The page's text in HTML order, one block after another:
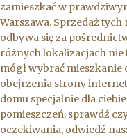
zamieszkać w
Warszawa. Sprzedaż
odbywa się za
różnych lokalizacjach nie
mógł wybrać mieszkanie
obejrzenia strony
domu specjalnie dla
pomieszczeń, sprawdź
oczekiwania, odwiedź